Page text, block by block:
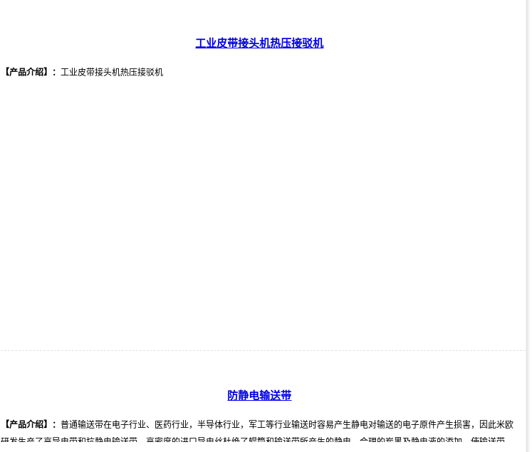
工业皮带接头机热压接驳机
【产品介绍】 ： 工业皮带接头机热压接驳机
防静电输送带
【产品介绍】 ： 普通输送带在电子行业、医药行业，半导体行业，军工等行业输送时容易产生静电对输送的电子原件产生损害，因此米欧
研发生产了高导电带和抗静电输送带，高密度的进口导电丝杜绝了辊筒和输送带所产生的静电，合理的炭黑及静电液的添加，使输送带的